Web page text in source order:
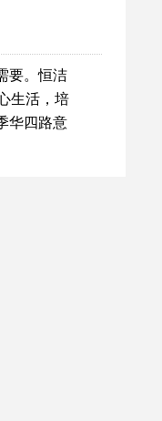
要。恒洁
生活，培
华四路意